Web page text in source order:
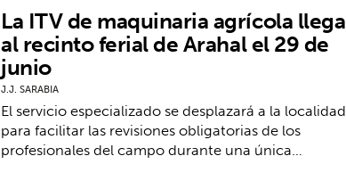
La ITV de maquinaria agrícola llega
al recinto ferial de Arahal el 29 de
junio
J.J. SARABIA
El servicio especializado se desplazará a la localidad
para facilitar las revisiones obligatorias de los
profesionales del campo durante una única…